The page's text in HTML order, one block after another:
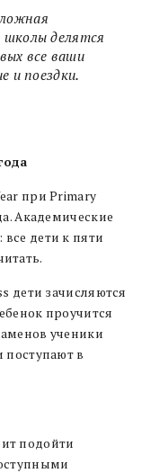
школы делятся
все ваши
и поездки.
при Primary
Академические
дети к пяти
дети зачисляются
проучится
ученики
поступают в
подойти